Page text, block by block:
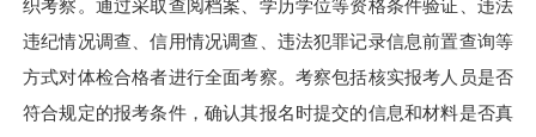
织考察。通过采取查阅档案、学历学位等资格条件验证、违法
违纪情况调查、信用情况调查、违法犯罪记录信息前置查询等
方式对体检合格者进行全面考察。考察包括核实报考人员是否
符合规定的报考条件，确认其报名时提交的信息和材料是否真